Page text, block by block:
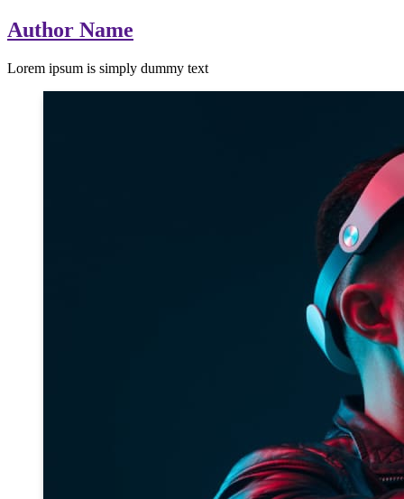
Author Name
Lorem ipsum is simply dummy text